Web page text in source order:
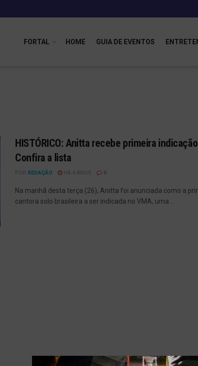
FORTAL HOME GUIA DE EVENTOS
HISTÓRICO: Anitta recebe primeira
Confira a lista
POR REDAÇÃO HÁ 4 ANOS 0
Na manhã desta terça (26), Anitta foi anunciada como a
cantora solo brasileira a ser indicada no VMA, uma ...